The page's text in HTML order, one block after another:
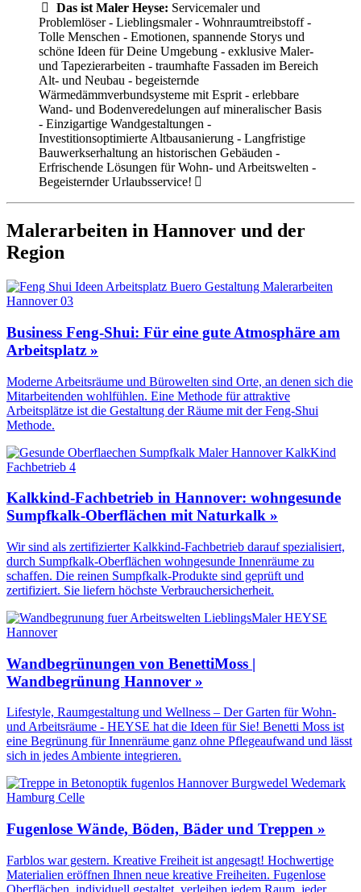
Das ist Maler Heyse: Servicemaler und
Problemlöser - Lieblingsmaler - Wohnraumtreibstoff -
Tolle Menschen - Emotionen, spannende Storys und
schöne Ideen für Deine Umgebung - exklusive Maler-
und Tapezierarbeiten - traumhafte Fassaden im Bereich
Alt- und Neubau - begeisternde
Wärmedämmverbundsysteme mit Esprit - erlebbare
Wand- und Bodenveredelungen auf mineralischer Basis
- Einzigartige Wandgestaltungen -
Investitionsoptimierte Altbausanierung - Langfristige
Bauwerkserhaltung an historischen Gebäuden -
Erfrischende Lösungen für Wohn- und Arbeitswelten -
Begeisternder Urlaubsservice!
Malerarbeiten in Hannover und der
Region
Business Feng-Shui: Für eine gute Atmosphäre am
Arbeitsplatz »
Moderne Arbeitsräume und Bürowelten sind Orte, an denen sich die
Mitarbeitenden wohlfühlen. Eine Methode für attraktive
Arbeitsplätze ist die Gestaltung der Räume mit der Feng-Shui
Methode.
Kalkkind-Fachbetrieb in Hannover: wohngesunde
Sumpfkalk-Oberflächen mit Naturkalk »
Wir sind als zertifizierter Kalkkind-Fachbetrieb darauf spezialisiert,
durch Sumpfkalk-Oberflächen wohngesunde Innenräume zu
schaffen. Die reinen Sumpfkalk-Produkte sind geprüft und
zertifiziert. Sie liefern höchste Verbrauchersicherheit.
Wandbegrünungen von BenettiMoss |
Wandbegrünung Hannover »
Lifestyle, Raumgestaltung und Wellness – Der Garten für Wohn-
und Arbeitsräume - HEYSE hat die Ideen für Sie! Benetti Moss ist
eine Begrünung für Innenräume ganz ohne Pflegeaufwand und lässt
sich in jedes Ambiente integrieren.
Fugenlose Wände, Böden, Bäder und Treppen »
Farblos war gestern. Kreative Freiheit ist angesagt! Hochwertige
Materialien eröffnen Ihnen neue kreative Freiheiten. Fugenlose
Oberflächen, individuell gestaltet, verleihen jedem Raum, jeder